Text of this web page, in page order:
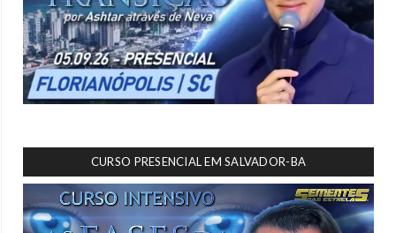
CURSO PRESENCIAL EM SALVADOR-BA